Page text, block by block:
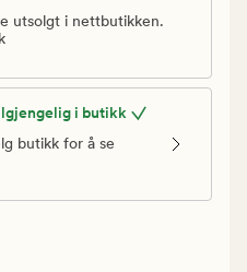
utsolgt i nettbutikken.
i butikk
butikk for å se